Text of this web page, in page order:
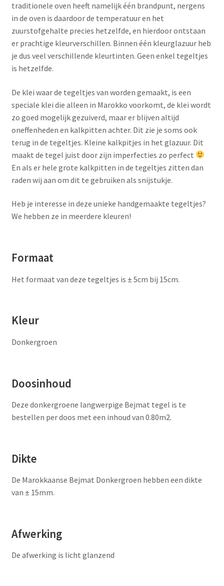
traditionele oven heeft namelijk één brandpunt, nergens
in de oven is daardoor de temperatuur en het
zuurstofgehalte precies hetzelfde, en hierdoor ontstaan
er prachtige kleurverschillen. Binnen één kleurglazuur heb
je dus veel verschillende kleurtinten. Geen enkel tegeltjes
is hetzelfde.
De klei waar de tegeltjes van worden gemaakt, is een
speciale klei die alleen in Marokko voorkomt, de klei wordt
zo goed mogelijk gezuiverd, maar er blijven altijd
oneffenheden en kalkpitten achter. Dit zie je soms ook
terug in de tegeltjes. Kleine kalkpitjes in het glazuur. Dit
maakt de tegel juist door zijn imperfecties zo perfect
En als er hele grote kalkpitten in de tegeltjes zitten dan
raden wij aan om dit te gebruiken als snijstukje.
Heb je interesse in deze unieke handgemaakte tegeltjes?
We hebben ze in meerdere kleuren!
Formaat
Het formaat van deze tegeltjes is ± 5cm bij 15cm.
Kleur
Donkergroen
Doosinhoud
Deze donkergroene langwerpige Bejmat tegel is te
bestellen per doos met een inhoud van 0.80m2.
Dikte
De Marokkaanse Bejmat Donkergroen hebben een dikte
van ± 15mm.
Afwerking
De afwerking is licht glanzend